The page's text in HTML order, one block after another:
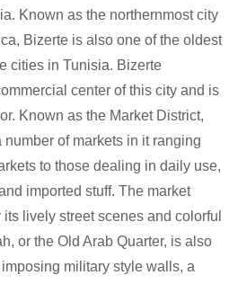
Known as the northernmost city
Bizerte is also one of the oldest
cities in Tunisia. Bizerte
center of this city and is
Known as the Market District,
of markets in it ranging
to those dealing in daily use,
imported stuff. The market
lively street scenes and colorful
or the Old Arab Quarter, is also
military style walls, a